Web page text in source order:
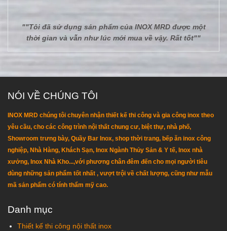
""Tôi đã sử dụng sản phẩm của INOX MRD được một
thời gian và vẫn như lúc mới mua về vậy. Rất tốt""
NÓI VỀ CHÚNG TÔI
INOX MRD chúng tôi chuyên nhận thiết kế thi công và gia công inox theo
yêu cầu, cho các công trình nội thất chung cư, biệt thự, nhà phố,
Showroom trưng bày, Quầy Bar Inox, shop thời trang, bếp ăn inox công
nghiệp, Nhà Hàng, Khách Sạn, Inox Ngành Thủy Sản & Y tế, Inox nhà
xưởng, Inox Nhà Kho...,với phương chân đêm đến cho mọi người tiêu
dùng những sản phẩm tốt nhất , vượt trội về chất lượng, cũng như mẫu
mã sản phẩm có tính thẩm mỹ cao.
Danh mục
Thiết kế thi công nội thất inox